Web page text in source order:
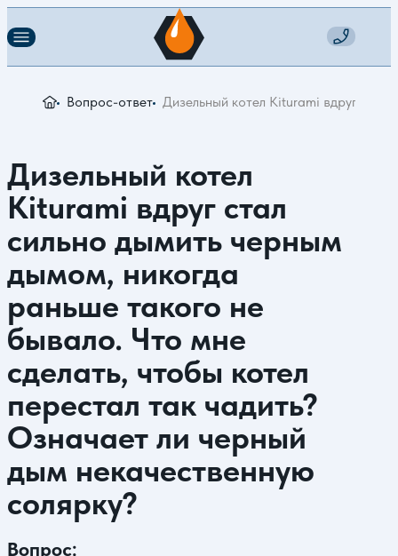
Вопрос-ответ Дизельный котел Kiturami вдруг
Дизельный котел
Kiturami вдруг стал
сильно дымить черным
дымом, никогда
раньше такого не
бывало. Что мне
сделать, чтобы котел
перестал так чадить?
Означает ли черный
дым некачественную
солярку?
Вопрос: